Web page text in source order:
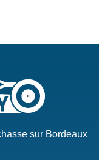
sur Bordeaux